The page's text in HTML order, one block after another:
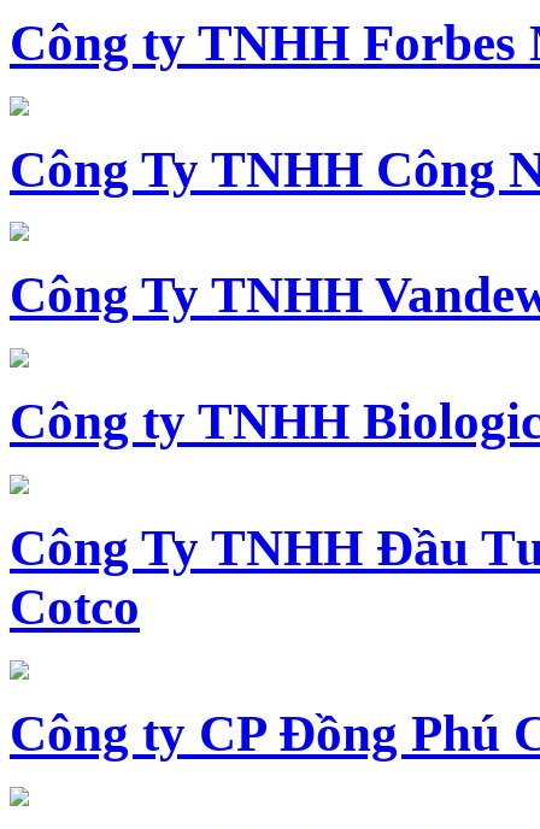
Công ty TNHH
Công Ty TNHH Công
Công Ty TNHH
Công ty TNHH
Công Ty TNHH Đầu
Cotco
Công ty CP Đồng Phú